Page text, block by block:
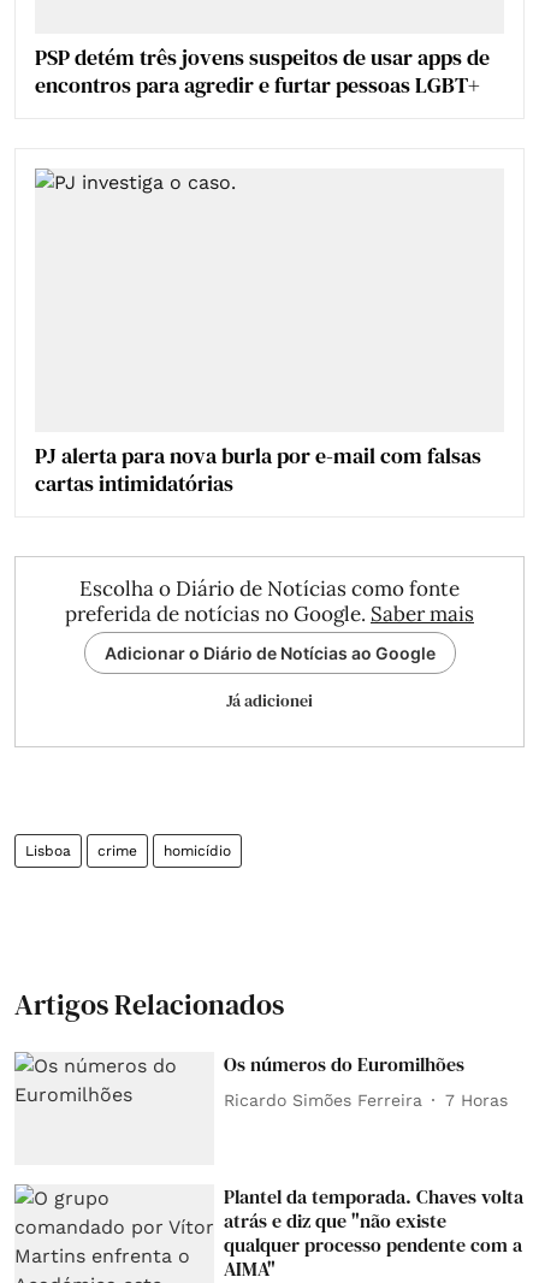
PSP detém três jovens suspeitos de usar apps de
encontros para agredir e furtar pessoas LGBT+
PJ alerta para nova burla por e-mail com falsas
cartas intimidatórias
Escolha o Diário de Notícias como fonte
preferida de notícias no Google. Saber mais
Adicionar o Diário de Notícias ao Google
Já adicionei
Lisboa crime homicídio
Artigos Relacionados
Os números do Euromilhões
Ricardo Simões Ferreira 7 Horas
Plantel da temporada. Chaves volta
atrás e diz que "não existe
qualquer processo pendente com a
AIMA"